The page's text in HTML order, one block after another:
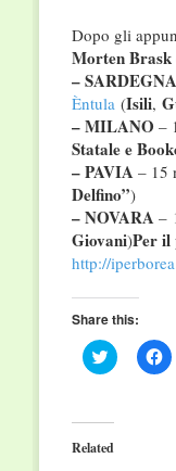
Dopo gli
Morten Brask
– SARDEGNA
Èntula(Isili,
– MILANO –
Statale e
– PAVIA – 15
Delfino”)
– NOVARA –
Giovani)Per il
http://
Share this:
Click
to
(Opens
in
new
to
Related